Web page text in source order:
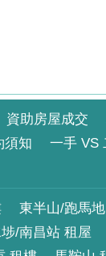
資助房屋成交
須知 一手 VS
東半山/跑馬
/南昌站 租屋